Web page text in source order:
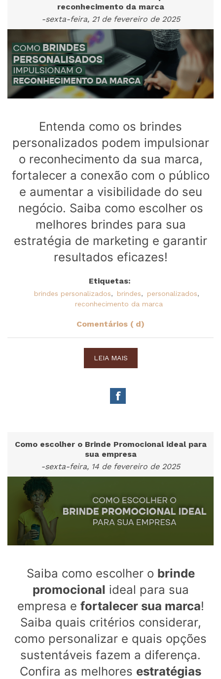
reconhecimento da marca
-sexta-feira, 21 de fevereiro de 2025
Entenda como os brindes
personalizados podem impulsionar
o reconhecimento da sua marca,
fortalecer a conexão com o público
e aumentar a visibilidade do seu
negócio. Saiba como escolher os
melhores brindes para sua
estratégia de marketing e garantir
resultados eficazes!
Etiquetas:
brindes personalizados, brindes, personalizados,
reconhecimento da marca
Comentários ( d)
LEIA MAIS
Como escolher o Brinde Promocional ideal para
sua empresa
-sexta-feira, 14 de fevereiro de 2025
Saiba como escolher o brinde
promocional ideal para sua
empresa e fortalecer sua marca!
Saiba quais critérios considerar,
como personalizar e quais opções
sustentáveis fazem a diferença.
Confira as melhores estratégias